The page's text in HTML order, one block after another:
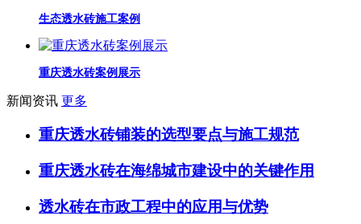
生态透水砖施工案例
重庆透水砖案例展示
新闻资讯 更多
重庆透水砖铺装的选型要点与施工规范
重庆透水砖在海绵城市建设中的关键作用
透水砖在市政工程中的应用与优势